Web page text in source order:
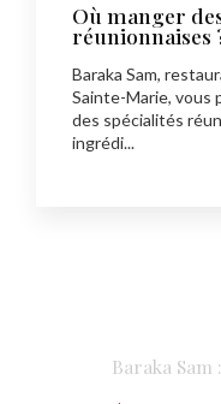
Où manger
réunionnaises
Baraka Sam,
Sainte-Marie, vous
des spécialités
ingrédi...
Baraka